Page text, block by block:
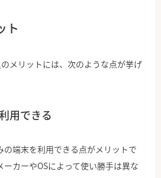
ト
メリットには、次のような点が挙げ
用できる
の端末を利用できる点がメリットで
カーやOSによって使い勝手は異な